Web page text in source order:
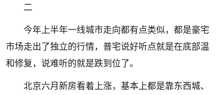
二
今年上半年一线城市走向都有点类似，都是豪宅
市场走出了独立的行情，普宅说好听点就是在底部温
和修复，说难听的就是跌到位了。
北京六月新房看着上涨，基本上都是靠东西城、